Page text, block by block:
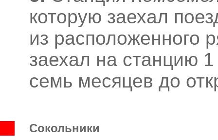
которую заехал
из расположенного
заехал на станцию
семь месяцев до
Сокольники